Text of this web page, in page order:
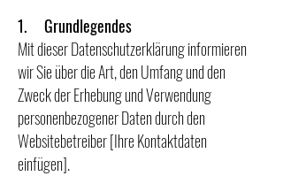
1. Grundlegendes
Mit dieser Datenschutzerklärung informieren
wir Sie über die Art, den Umfang und den
Zweck der Erhebung und Verwendung
personenbezogener Daten durch den
Websitebetreiber [Ihre Kontaktdaten
einfügen].